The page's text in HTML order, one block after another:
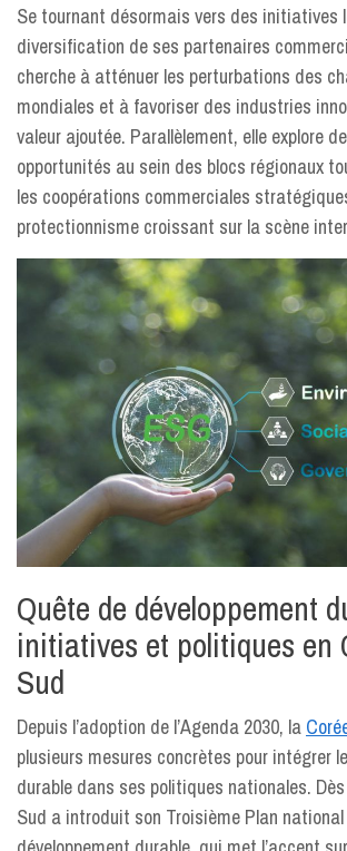
Se tournant désormais vers des initiatives
diversification de ses partenaires
cherche à atténuer les perturbations des
mondiales et à favoriser des industries
valeur ajoutée. Parallèlement, elle explore
opportunités au sein des blocs régionaux
les coopérations commerciales
protectionnisme croissant sur la scène
Quête de développement
initiatives et politiques en
Sud
Depuis l’adoption de l’Agenda 2030, la
plusieurs mesures concrètes pour intégrer
durable dans ses politiques nationales.
Sud a introduit son Troisième Plan